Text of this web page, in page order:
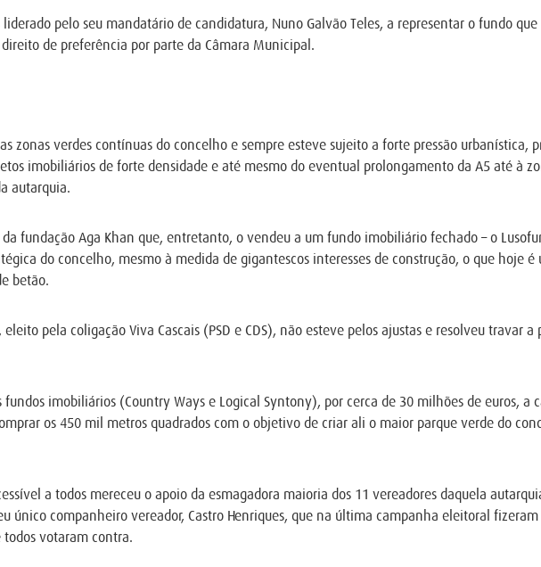
pelo seu mandatário de candidatura, Nuno Galvão Teles, a representar o fundo
de preferência por parte da Câmara Municipal.
zonas verdes contínuas do concelho e sempre esteve sujeito a forte pressão urbanística,
imobiliários de forte densidade e até mesmo do eventual prolongamento da A5 até à
autarquia.
fundação Aga Khan que, entretanto, o vendeu a um fundo imobiliário fechado – o
do concelho, mesmo à medida de gigantescos interesses de construção, o que hoje é
betão.
pela coligação Viva Cascais (PSD e CDS), não esteve pelos ajustas e resolveu travar
imobiliários (Country Ways e Logical Syntony), por cerca de 30 milhões de euros, a
os 450 mil metros quadrados com o objetivo de criar ali o maior parque verde do
a todos mereceu o apoio da esmagadora maioria dos 11 vereadores daquela
único companheiro vereador, Castro Henriques, que na última campanha eleitoral
votaram contra.